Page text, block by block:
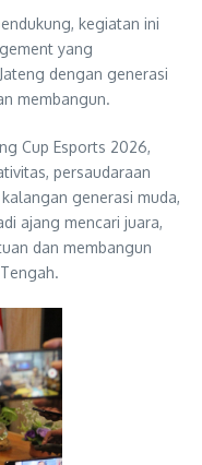
kegiatan ini
yang
dengan generasi
membangun.
Cup Esports 2026,
persaudaraan
generasi muda,
ajang mencari juara,
dan membangun